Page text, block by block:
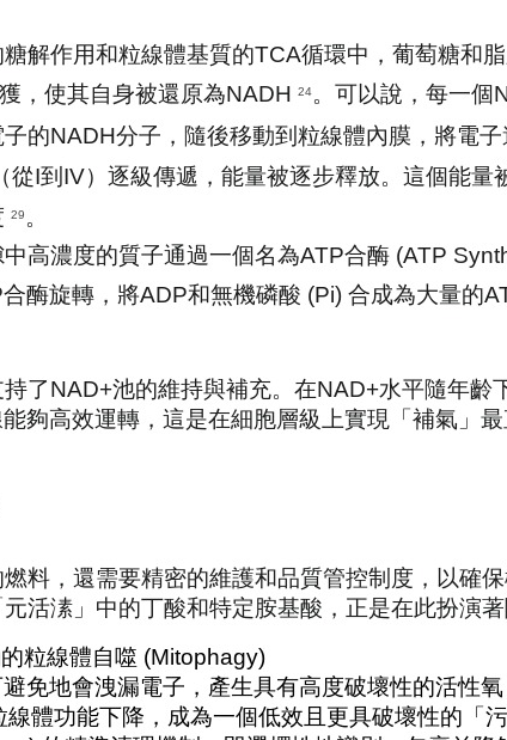
糖解作用和粒線體基質的TCA循環中，葡萄糖和
，使其自身被還原為NADH 24。可以說，每一個
子的NADH分子，隨後移動到粒線體內膜，將電
I到IV）逐級傳遞，能量被逐步釋放。這個能量
29 。
高濃度的質子通過一個名為ATP合酶 (ATP
酶旋轉，將ADP和無機磷酸 (Pi) 合成為大量的
了NAD+池的維持與補充。在NAD+水平隨年齡
夠高效運轉，這是在細胞層級上實現「補氣」最
料，還需要精密的維護和品質管控制度，以確
活溸」中的丁酸和特定胺基酸，正是在此扮演著
粒線體自噬 (Mitophagy)
免地會洩漏電子，產生具有高度破壞性的活性
體功能下降，成為一個低效且更具破壞性的「